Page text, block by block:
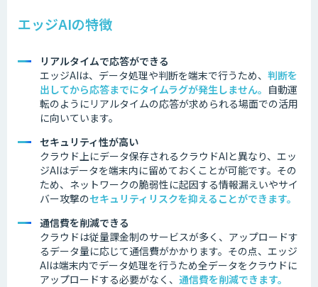
エッジAIの特徴
リアルタイムで応答ができる
エッジAIは、データ処理や判断を端末で行うため、 判断を
出してから応答までにタイムラグが発生しません。 自動運
転のようにリアルタイムの応答が求められる場面での活用
に向いています。
セキュリティ性が高い
クラウド上にデータ保存されるクラウドAIと異なり、エッ
ジAIはデータを端末内に留めておくことが可能です。その
ため、ネットワークの脆弱性に起因する情報漏えいやサイ
バー攻撃のセキュリティリスクを抑えることができます。
通信費を削減できる
クラウドは従量課金制のサービスが多く、アップロードす
るデータ量に応じて通信費がかかります。その点、エッジ
AIは端末内でデータ処理を行うため全データをクラウドに
アップロードする必要がなく、 通信費を削減できます。